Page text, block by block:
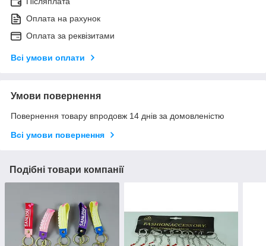
Оплата на рахунок
Оплата за реквізитами
Всі умови оплати
Умови повернення
Повернення товару впродовж 14 днів за домовленістю
Всі умови повернення
Подібні товари компанії